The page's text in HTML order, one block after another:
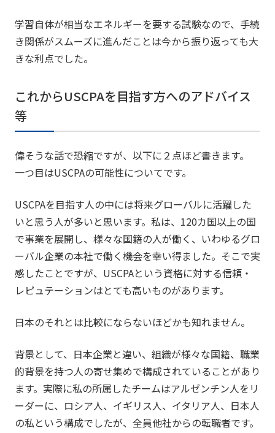
学習自体が相当なエネルギーを要する試験なので、手続
き関係がスムーズに進んだことは今から振り返っても大
きな利点でした。
これからUSCPAを目指す方へのアドバイス
等
偉そうな話で恐縮ですが、以下に２点ほど書きます。
一つ目はUSCPAの可能性についてです。
USCPAを目指す人の中には将来グローバルに活躍した
いと思う人が多いと思います。私は、120カ国以上の国
で事業を展開し、様々な国籍の人が働く、いわゆるグロ
ーバル企業の本社で働く機会を幸い得ました。そこで実
感したことですが、USCPAという資格に対する信頼・
レピュテーションはとても高いものがあります。
日本のそれとは比較にならないほどかも知れません。
背景として、日本企業と違い、組織が様々な国籍、職業
的背景を持つ人の寄せ集めで構成されていることがあり
ます。実際に私の所属したチームはアルゼンチン人をリ
ーダーに、ロシア人、イギリス人、イタリア人、日本人
の私という構成でしたが、全員他社からの転職者です。